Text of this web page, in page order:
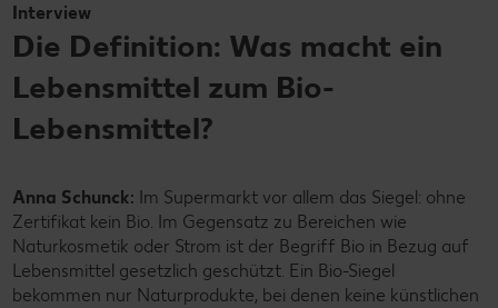
Interview
Die Definition: Was macht ein
Lebensmittel zum Bio-
Lebensmittel?
Anna Schunck: Im Supermarkt vor allem das Siegel: ohne
Zertifikat kein Bio. Im Gegensatz zu Bereichen wie
Naturkosmetik oder Strom ist der Begriff Bio in Bezug auf
Lebensmittel gesetzlich geschützt. Ein Bio-Siegel
bekommen nur Naturprodukte, bei denen keine künstlichen